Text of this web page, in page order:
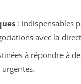
: indispensables
avec la
à répondre à